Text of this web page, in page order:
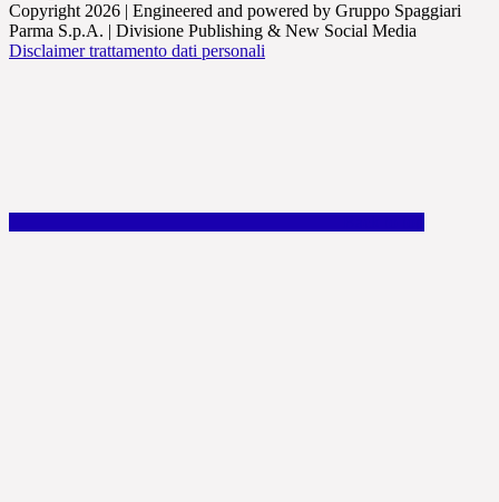
Copyright 2026 | Engineered and powered by Gruppo Spaggiari
Parma S.p.A. | Divisione Publishing & New Social Media
Disclaimer trattamento dati personali